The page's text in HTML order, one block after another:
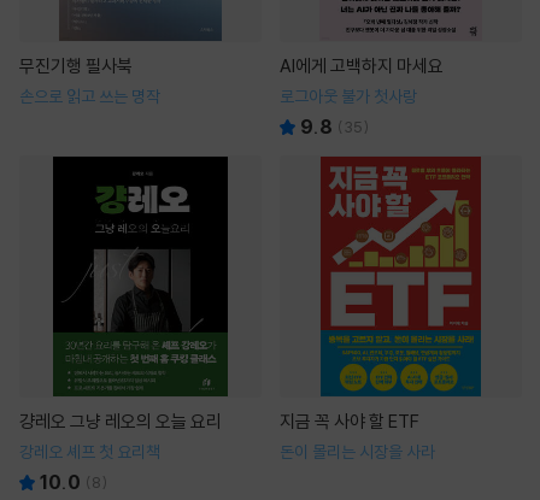
무진기행 필사북
손으로 읽고 쓰는 명작
AI에게 고백하지 마세요
로그아웃 불가 첫사랑
9.8 ( 35)
걍레오 그냥 레오의 오늘 요리
강레오 셰프 첫 요리책
10.0 (8)
지금 꼭 사야 할 ETF
돈이 몰리는 시장을 사라